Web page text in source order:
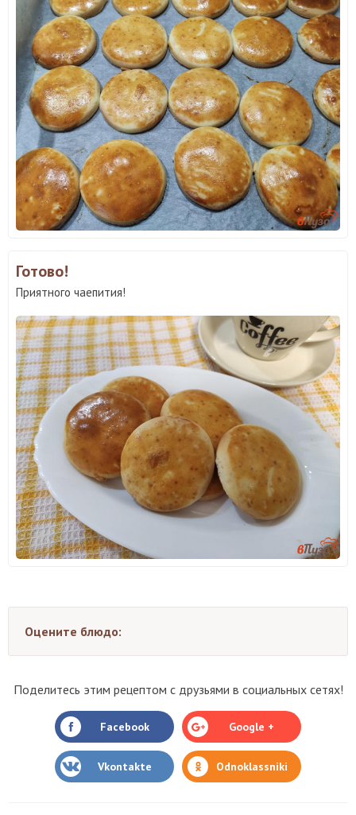
Готово!
Приятного чаепития!
Оцените блюдо:
Поделитесь этим рецептом с друзьями в социальных сетях!
Facebook Google +
Vkontakte Odnoklassniki